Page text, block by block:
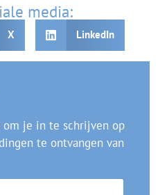
media:
X LinkedIn
je in te schrijven op
te ontvangen van